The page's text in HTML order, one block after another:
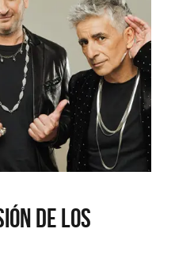
de Los